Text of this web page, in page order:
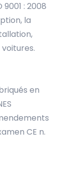
: 2008
la
en
CE n.